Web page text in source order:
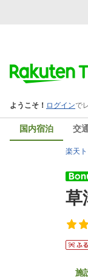
国内宿泊 交
楽天
草
施